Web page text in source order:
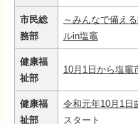
市民総
務部
～みんなで備え
ルin塩竈
健康福
祉部
10月1日から塩竈
健康福
祉部
令和元年10月1日
スタート